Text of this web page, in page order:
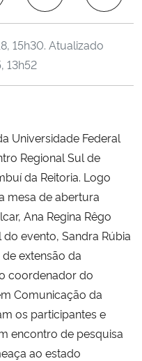
Humanos
15h30. Atualizado
13h52
Universidade Federal
Regional Sul de
da Reitoria. Logo
mesa de abertura
Ana Regina Rêgo
evento, Sandra Rúbia
extensão da
coordenador do
Comunicação da
os participantes e
encontro de pesquisa
ao estado